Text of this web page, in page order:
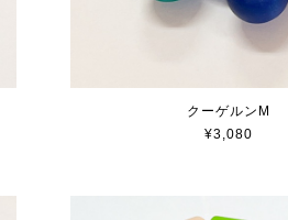
クーゲルンM
¥3,080